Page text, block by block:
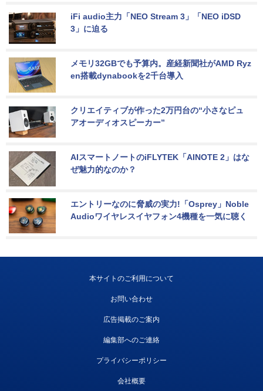
iFi audio主力「NEO Stream 3」「NEO iDSD
3」に迫る
メモリ32GBでも予算内。産経新聞社がAMD Ryz
en搭載dynabookを2千台導入
クリエイティブが作った2万円台の“小さなピュ
アオーディオスピーカー”
AIスマートノートのiFLYTEK「AINOTE 2」はな
ぜ魅力的なのか？
エントリーなのに脅威の実力!「Osprey」Noble
Audioワイヤレスイヤフォン4機種を一気に聴く
本サイトのご利用について
お問い合わせ
広告掲載のご案内
編集部へのご連絡
プライバシーポリシー
会社概要